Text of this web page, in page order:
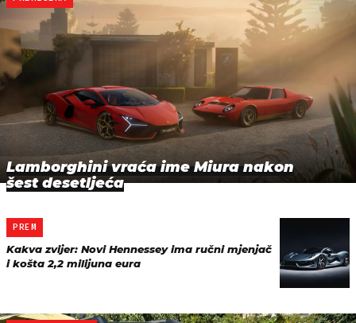
Lamborghini vraća ime Miura nakon
šest desetljeća
PREM
Kakva zvijer: Novi Hennessey ima ručni mjenjač
i košta 2,2 milijuna eura